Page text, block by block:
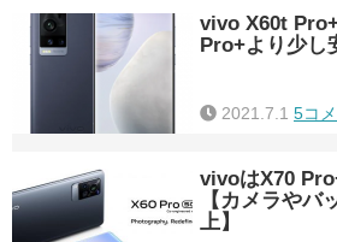
vivo X60t
Pro+より少し
2021.7.1 5コ
vivoはX70
【カメラやバ
上】